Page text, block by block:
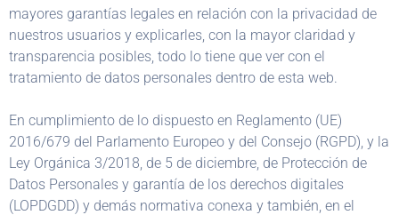
mayores garantías legales en relación con la privacidad de
nuestros usuarios y explicarles, con la mayor claridad y
transparencia posibles, todo lo tiene que ver con el
tratamiento de datos personales dentro de esta web.
En cumplimiento de lo dispuesto en Reglamento (UE)
2016/679 del Parlamento Europeo y del Consejo (RGPD), y la
Ley Orgánica 3/2018, de 5 de diciembre, de Protección de
Datos Personales y garantía de los derechos digitales
(LOPDGDD) y demás normativa conexa y también, en el